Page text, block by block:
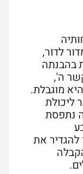
לדור,
בהבנתה
ה',
מוגבלת.
ליכולת
נתפסת
את